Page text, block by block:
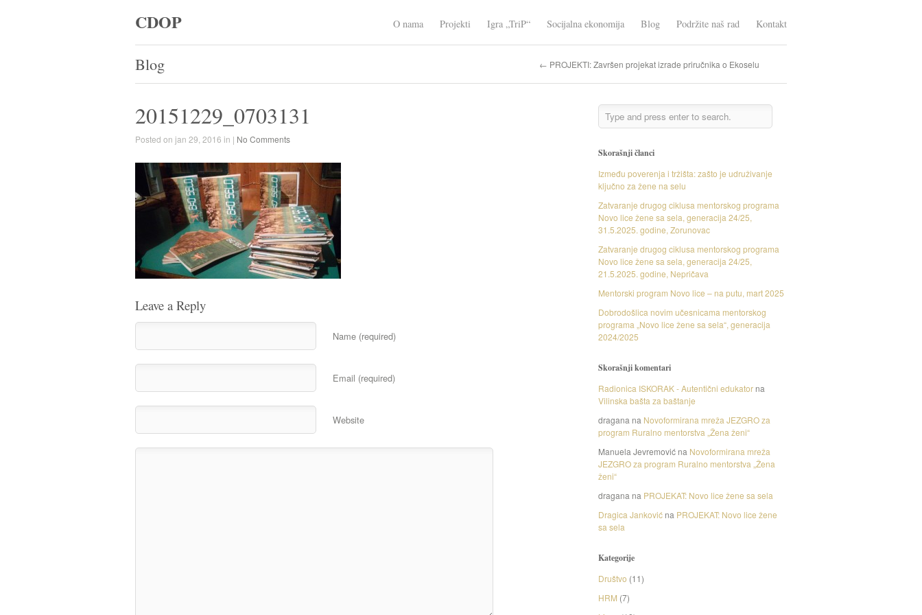
CDOP O nama Projekti Igra „TriP“ Socijalna ekonomija Blog Podržite naš rad Kontakt
Blog ← PROJEKTI: Završen projekat izrade priručnika o Ekoselu
20151229_0703131
Posted on jan 29, 2016 in | No Comments
Leave a Reply
Name (required)
Email (required)
Website
Skorašnji članci
Između poverenja i tržišta: zašto je udruživanje
ključno za žene na selu
Zatvaranje drugog ciklusa mentorskog programa
Novo lice žene sa sela, generacija 24/25,
31.5.2025. godine, Zorunovac
Zatvaranje drugog ciklusa mentorskog programa
Novo lice žene sa sela, generacija 24/25,
21.5.2025. godine, Nepričava
Mentorski program Novo lice – na putu, mart 2025
Dobrodošlica novim učesnicama mentorskog
programa „Novo lice žene sa sela“, generacija
2024/2025
Skorašnji komentari
Radionica ISKORAK - Autentični edukator na
Vilinska bašta za baštanje
dragana na Novoformirana mreža JEZGRO za
program Ruralno mentorstva „Žena ženi“
Manuela Jevremović na Novoformirana mreža
JEZGRO za program Ruralno mentorstva „Žena
ženi“
dragana na PROJEKAT: Novo lice žene sa sela
Dragica Janković na PROJEKAT: Novo lice žene
sa sela
Kategorije
Društvo (11)
HRM (7)